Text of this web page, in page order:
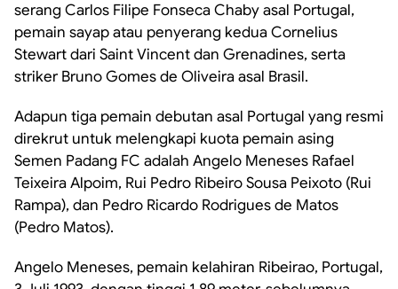
serang Carlos Filipe Fonseca Chaby asal Portugal,
pemain sayap atau penyerang kedua Cornelius
Stewart dari Saint Vincent dan Grenadines, serta
striker Bruno Gomes de Oliveira asal Brasil.
Adapun tiga pemain debutan asal Portugal yang resmi
direkrut untuk melengkapi kuota pemain asing
Semen Padang FC adalah Angelo Meneses Rafael
Teixeira Alpoim, Rui Pedro Ribeiro Sousa Peixoto (Rui
Rampa), dan Pedro Ricardo Rodrigues de Matos
(Pedro Matos).
Angelo Meneses, pemain kelahiran Ribeirao, Portugal,